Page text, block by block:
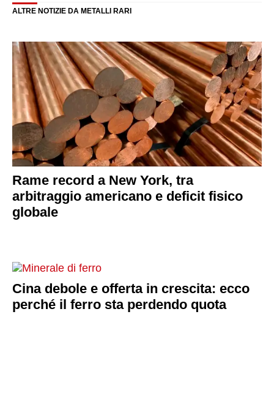
ALTRE NOTIZIE DA METALLI RARI
Rame record a New York, tra
arbitraggio americano e deficit fisico
globale
Cina debole e offerta in crescita: ecco
perché il ferro sta perdendo quota